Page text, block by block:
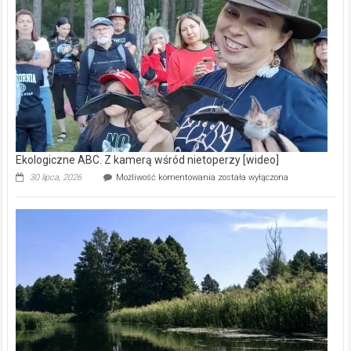
skarb
natury
[wideo]
Ekologiczne ABC. Z kamerą wśród nietoperzy [wideo]
30 lipca, 2026 Możliwość komentowania Ekologiczne
kamerą
wśród
została wyłączona